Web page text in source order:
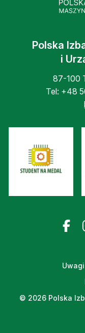
Polska
i
87-100
Tel: +48
© 2026 Polska